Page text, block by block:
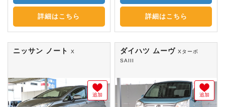
詳細はこちら 詳細はこちら
ニッサン ノート X
追加
ダイハツ ムーヴXターボ
SAIII
追加